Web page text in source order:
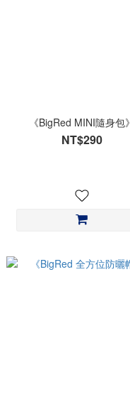
《BigRed MINI隨身包》
NT$290